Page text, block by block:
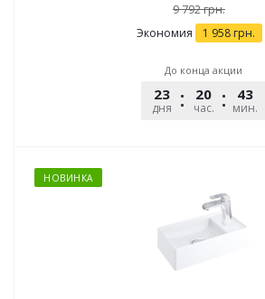
9 792грн.
Экономия 1 958грн.
До конца акции
23
дня
20
час.
43
мин.
НОВИНКА